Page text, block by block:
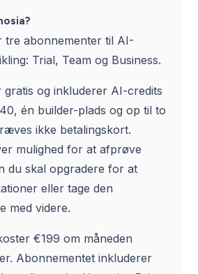
tre abonnementer til AI-
Trial, Team og Business.
gratis og inkluderer AI-credits
én builder-plads og op til to
ikke betalingskort.
mulighed for at afprøve
du skal opgradere for at
eller tage den
med videre.
€199 om måneden
Abonnementet inkluderer